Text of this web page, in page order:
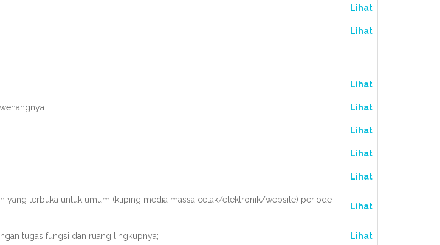
Lihat
Lihat
Lihat
Lihat
Lihat
Lihat
Lihat
yang terbuka untuk umum (kliping media massa cetak/elektronik/website) periode
Lihat
tugas fungsi dan ruang lingkupnya; Lihat